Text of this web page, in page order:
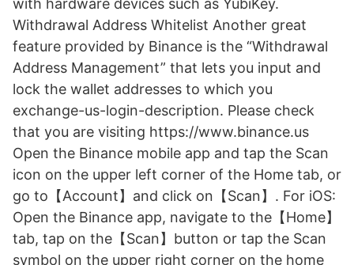
with hardware devices such as YubiKey.
Withdrawal Address Whitelist Another great
feature provided by Binance is the “Withdrawal
Address Management” that lets you input and
lock the wallet addresses to which you
exchange-us-login-description. Please check
that you are visiting https://www.binance.us
Open the Binance mobile app and tap the Scan
icon on the upper left corner of the Home tab, or
go to【Account】and click on【Scan】. For iOS:
Open the Binance app, navigate to the【Home】
tab, tap on the【Scan】button or tap the Scan
symbol on the upper right corner on the home